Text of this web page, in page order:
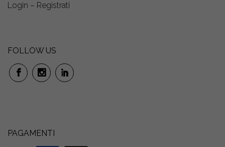
Login – Registrati
FOLLOW US
PAGAMENTI